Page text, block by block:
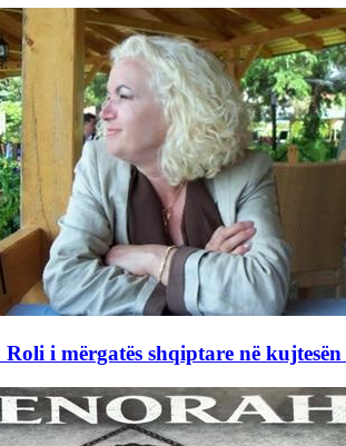
Roli i mërgatës shqiptare në